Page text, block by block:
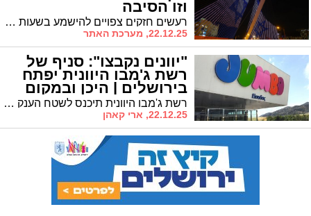
וזו הסיבה
רעשים חזקים צפויים להישמע בשעות הלילה כחלק מעבודות יזומות באתר בנייה סמוך לגשר המיתרים - אין מדובר באירוע ביטחוני
22.12.25, מערכת האתר
"יוונים נקבצו": סניף של
רשת ג'מבו היוונית יפתח
בירושלים | היכן ובמקום
מי? רשת ג'מבו היוונית תיכנס לשטח הענק ליד קניון הדר במקומה של סניף הספורט המפורסם שפועל רק שנתיים
22.12.25, ארי קאהן